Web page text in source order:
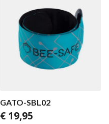
GATO-SBL02
€ 19,95